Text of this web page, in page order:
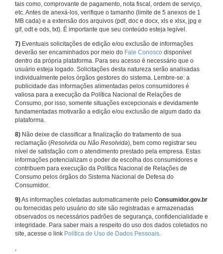
tais como, comprovante de pagamento, nota fiscal, ordem de serviço,
etc. Antes de anexá-los, verifique o tamanho (limite de 5 anexos de 1
MB cada) e a extensão dos arquivos (pdf, doc e docx, xls e xlsx, jpg e
gif, odt e ods, txt). É importante que seu conteúdo esteja legível.
7) Eventuais solicitações de edição e/ou exclusão de informações
deverão ser encaminhados por meio do Fale Conosco disponível
dentro da própria plataforma. Para seu acesso é necessário que o
usuário esteja logado. Solicitações desta natureza serão analisadas
individualmente pelos órgãos gestores do sistema. Lembre-se: a
publicidade das informações alimentadas pelos consumidores é
valiosa para a execução da Política Nacional de Relações de
Consumo, por isso, somente situações excepcionais e devidamente
fundamentadas motivarão a edição e/ou exclusão de algum dado da
plataforma.
8) Não deixe de classificar a finalização do tratamento de sua
reclamação (Resolvida ou Não Resolvida), bem como registrar seu
nível de satisfação com o atendimento prestado pela empresa. Estas
informações potencializam o poder de escolha dos consumidores e
contribuem para execução da Política Nacional de Relações de
Consumo pelos órgãos do Sistema Nacional de Defesa do
Consumidor.
9)As informações coletadas automaticamente pelo Consumidor.gov.br
ou fornecidas pelo usuário do site são registradas e armazenadas
observados os necessários padrões de segurança, confidencialidade e
integridade. Para saber mais a respeito do uso dos dados coletados no
site, acesse o link Política de Uso de Dados Pessoais.
,